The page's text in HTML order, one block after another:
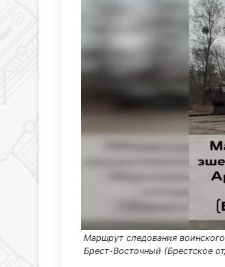
Маршрут следования
Брест-Восточный (Брестское